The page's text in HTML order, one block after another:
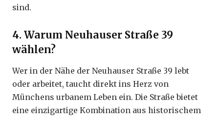
sind.
4. Warum Neuhauser Straße 39
wählen?
Wer in der Nähe der Neuhauser Straße 39 lebt
oder arbeitet, taucht direkt ins Herz von
Münchens urbanem Leben ein. Die Straße bietet
eine einzigartige Kombination aus historischem